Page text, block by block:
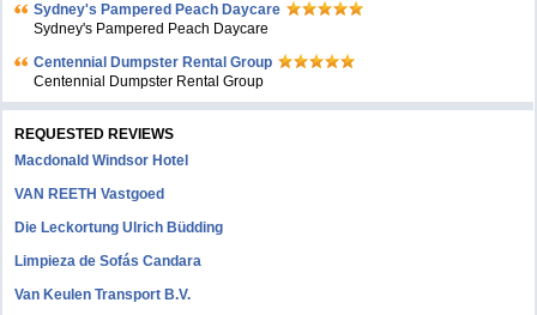
Sydney's Pampered Peach Daycare
Sydney's Pampered Peach Daycare
Centennial Dumpster Rental Group
Centennial Dumpster Rental Group
REQUESTED REVIEWS
Macdonald Windsor Hotel
VAN REETH Vastgoed
Die Leckortung Ulrich Büdding
Limpieza de Sofás Candara
Van Keulen Transport B.V.